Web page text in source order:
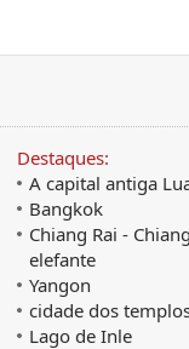
Destaques:
A capital antiga
Bangkok
Chiang Rai -
elefante
Yangon
cidade dos
Lago de Inle